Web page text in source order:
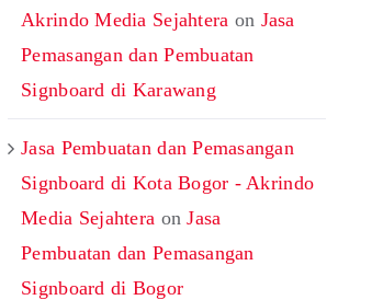
Akrindo Media Sejahtera on Jasa
Pemasangan dan Pembuatan
Signboard di Karawang
Jasa Pembuatan dan Pemasangan
Signboard di Kota Bogor - Akrindo
Media Sejahtera onJasa
Pembuatan dan Pemasangan
Signboard di Bogor